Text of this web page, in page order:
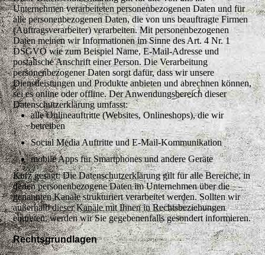
Unternehmen verarbeiteten personenbezogenen Daten und für
alle personenbezogenen Daten, die von uns beauftragte Firmen
(Auftragsverarbeiter) verarbeiten. Mit personenbezogenen
Daten meinen wir Informationen im Sinne des Art. 4 Nr. 1
DSGVO wie zum Beispiel Name, E-Mail-Adresse und
postalische Anschrift einer Person. Die Verarbeitung
personenbezogener Daten sorgt dafür, dass wir unsere
Dienstleistungen und Produkte anbieten und abrechnen können,
sei es online oder offline. Der Anwendungsbereich dieser
Datenschutzerklärung umfasst:
alle Onlineauftritte (Websites, Onlineshops), die wir
betreiben
Social Media Auftritte und E-Mail-Kommunikation
mobile Apps für Smartphones und andere Geräte
Kurz gesagt: Die Datenschutzerklärung gilt für alle Bereiche, in
denen personenbezogene Daten im Unternehmen über die
genannten Kanäle strukturiert verarbeitet werden. Sollten wir
außerhalb dieser Kanäle mit Ihnen in Rechtsbeziehungen
eintreten, werden wir Sie gegebenenfalls gesondert informieren.
Rechtsgrundlagen